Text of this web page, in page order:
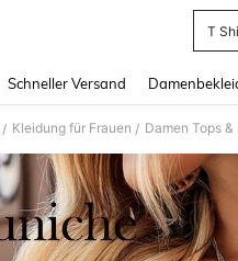
T
Schneller Versand
/ Kleidung für Frauen / Damen Tops